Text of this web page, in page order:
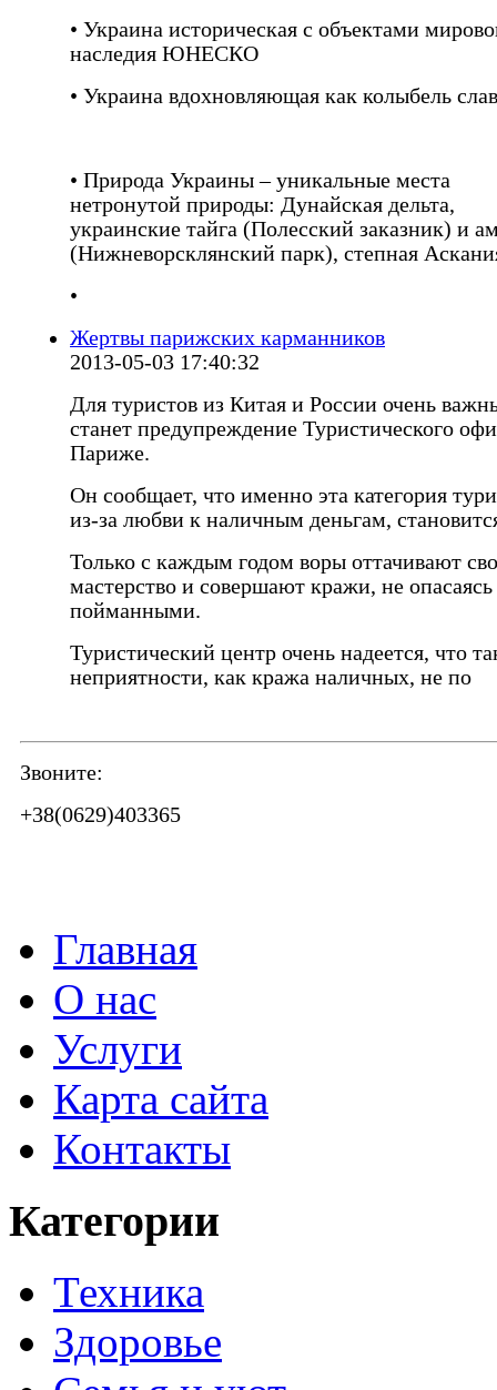
• Украина историческая с объектами
наследия ЮНЕСКО
• Украина вдохновляющая как колыбель
• Природа Украины – уникальные места
нетронутой природы: Дунайская дельта,
украинские тайга (Полесский заказник) и
(Нижневорсклянский парк), степная
•
Жертвы парижских карманников
2013-05-03 17:40:32
Для туристов из Китая и России очень
станет предупреждение Туристического
Париже.
Он сообщает, что именно эта категория
из-за любви к наличным деньгам,
Только с каждым годом воры оттачивают
мастерство и совершают кражи, не
пойманными.
Туристический центр очень надеется, что
неприятности, как кража наличных, не по
Звоните:
+38(0629)403365
Главная
О нас
Услуги
Карта сайта
Контакты
Категории
Техника
Здоровье